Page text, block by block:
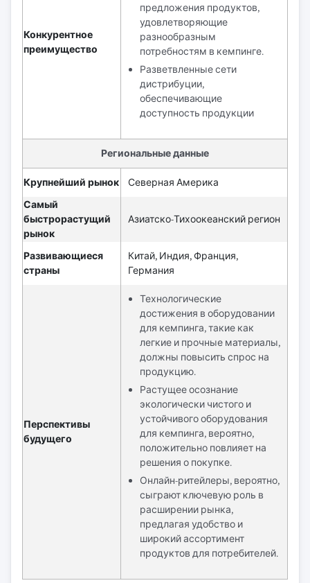
Конкурентное
преимущество
предложения продуктов,
удовлетворяющие
разнообразным
потребностям в кемпинге.
Разветвленные сети
дистрибуции,
обеспечивающие
доступность продукции
Региональные данные
Крупнейший рынок
Северная Америка
Самый
быстрорастущий
рынок
Азиатско-Тихоокеанский регион
Развивающиеся
страны
Китай, Индия, Франция,
Германия
Перспективы
будущего
Технологические
достижения в оборудовании
для кемпинга, такие как
легкие и прочные материалы,
должны повысить спрос на
продукцию.
Растущее осознание
экологически чистого и
устойчивого оборудования
для кемпинга, вероятно,
положительно повлияет на
решения о покупке.
Онлайн-ритейлеры, вероятно,
сыграют ключевую роль в
расширении рынка,
предлагая удобство и
широкий ассортимент
продуктов для потребителей.